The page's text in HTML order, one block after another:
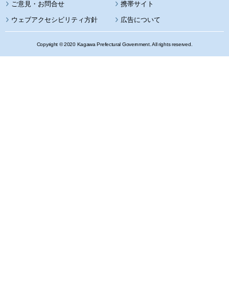
携帯サイト
ウェブアクセシビリティ方針 広告について
Copyright © 2020 Kagawa Prefectural Government. All rights reserved.